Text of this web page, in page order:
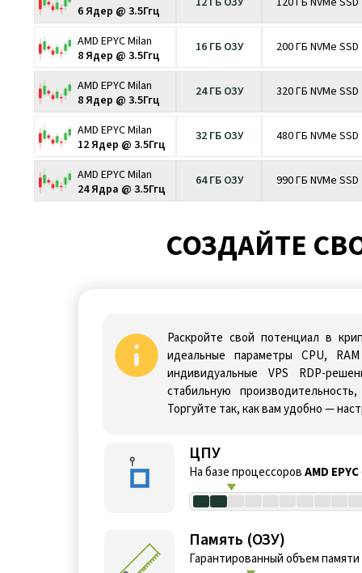
6 Ядер @ 3.5Ггц
AMD EPYC Milan
8 Ядер @ 3.5Ггц
16 ГБ ОЗУ 200 ГБ NVMe SSD
AMD EPYC Milan
8 Ядер @ 3.5Ггц
24 ГБ ОЗУ 320 ГБ NVMe SSD
AMD EPYC Milan
12 Ядер @ 3.5Ггц
32 ГБ ОЗУ 480 ГБ NVMe SSD
AMD EPYC Milan
24 Ядра @ 3.5Ггц
64 ГБ ОЗУ 990 ГБ NVMe SSD
СОЗДАЙТЕ
Раскройте свой потенциал в
идеальные параметры CPU,
индивидуальные VPS RDP-
стабильную
Торгуйте так, как вам удобно —
ЦПУ
На базе процессоровAMD EPYC
Память (ОЗУ)
Гарантированный объем памяти